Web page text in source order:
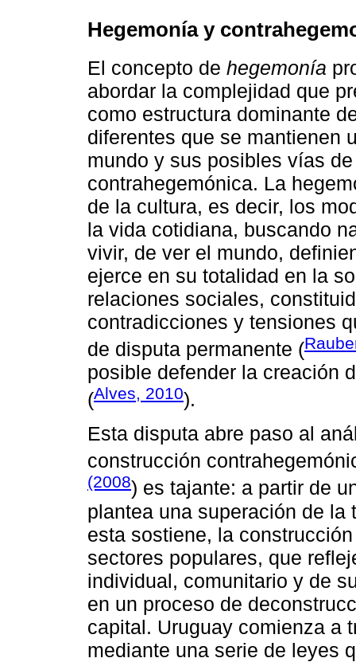
Hegemonía y
El concepto de hegemonía
abordar la complejidad que
como estructura dominante
diferentes que se mantienen
mundo y sus posibles vías
contrahegemónica. La
de la cultura, es decir, los
la vida cotidiana, buscando
vivir, de ver el mundo,
ejerce en su totalidad en la
relaciones sociales,
contradicciones y tensiones
de disputa permanente (
posible defender la creación
(Alves, 2010).
Esta disputa abre paso al
construcción
(2008) es tajante: a partir de
plantea una superación de
esta sostiene, la
sectores populares, que
individual, comunitario y de
en un proceso de
capital. Uruguay comienza a
mediante una serie de leyes